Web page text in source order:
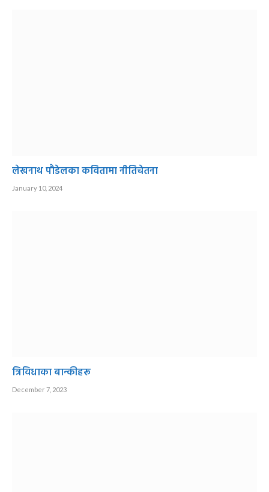
लेखनाथ पौडेलका कवितामा नीतिचेतना
January 10, 2024
त्रिविधाका बान्कीहरू
December 7, 2023